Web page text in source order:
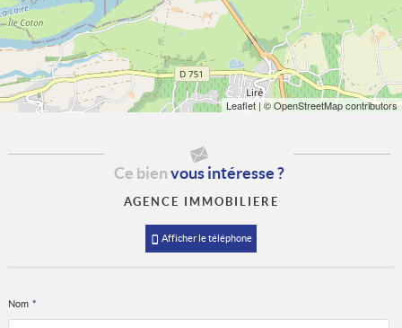
Leaflet | © OpenStreetMap contributors
Ce bienvous intéresse ?
AGENCE IMMOBILIERE
Afficher le téléphone
Nom *